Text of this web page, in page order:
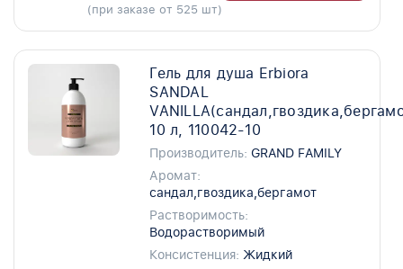
(при заказе от 525 шт)
Гель для душа Erbiora
SANDAL
10 л, 110042-10
Производитель: GRAND FAMILY
Аромат:
сандал,гвоздика,бергамот
Растворимость:
Водорастворимый
Консистенция: Жидкий